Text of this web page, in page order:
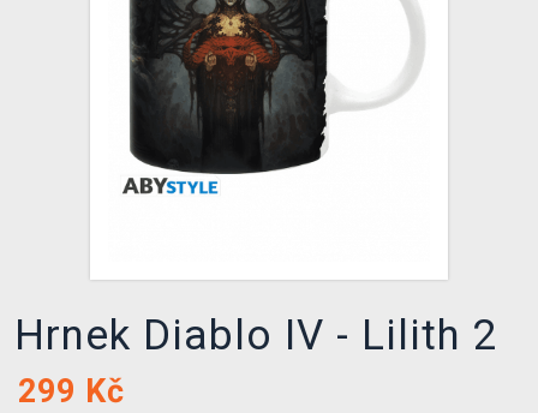
XZONE KLUB
TCG & BOARDGAME HUB
VÝKUP HER (BAZAR)
Hrnek Diablo IV - Lilith 2
299 Kč